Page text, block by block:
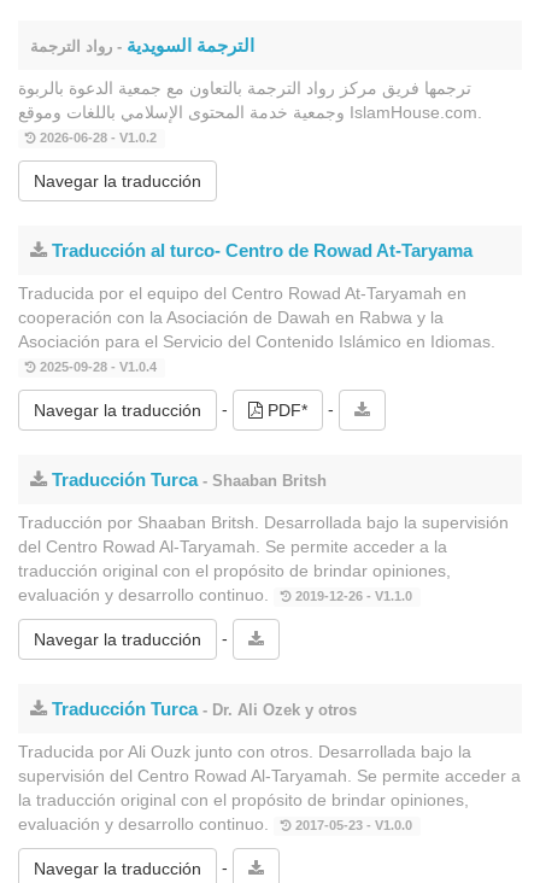
الترجمة السويدية - رواد الترجمة
ترجمها فريق مركز رواد الترجمة بالتعاون مع جمعية الدعوة بالربوة
وجمعية خدمة المحتوى الإسلامي باللغات وموقع IslamHouse.com.
2026-06-28 - V1.0.2
Navegar la traducción
Traducción al turco- Centro de Rowad At-Taryama
Traducida por el equipo del Centro Rowad At-Taryamah en
cooperación con la Asociación de Dawah en Rabwa y la
Asociación para el Servicio del Contenido Islámico en Idiomas.
2025-09-28 - V1.0.4
Navegar la traducción - PDF* -
Traducción Turca- Shaaban Britsh
Traducción por Shaaban Britsh. Desarrollada bajo la supervisión
del Centro Rowad Al-Taryamah. Se permite acceder a la
traducción original con el propósito de brindar opiniones,
evaluación y desarrollo continuo.
2019-12-26 - V1.1.0
Navegar la traducción -
Traducción Turca- Dr. Ali Ozek y otros
Traducida por Ali Ouzk junto con otros. Desarrollada bajo la
supervisión del Centro Rowad Al-Taryamah. Se permite acceder a
la traducción original con el propósito de brindar opiniones,
evaluación y desarrollo continuo.
2017-05-23 - V1.0.0
Navegar la traducción -